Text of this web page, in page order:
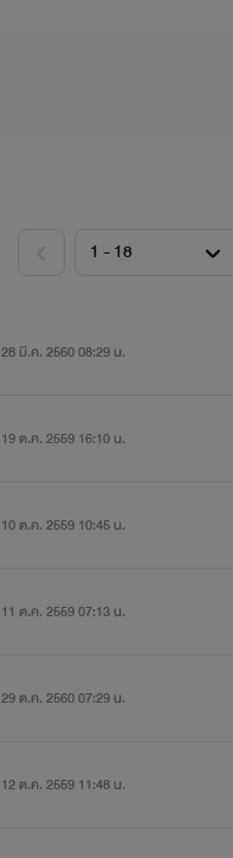
28 มี.ค. 2560 08:29 น.
19 ต.ค. 2559 16:10 น.
10 ต.ค. 2559 10:45 น.
11 ต.ค. 2559 07:13 น.
29 ต.ค. 2560 07:29 น.
12 ต.ค. 2559 11:48 น.